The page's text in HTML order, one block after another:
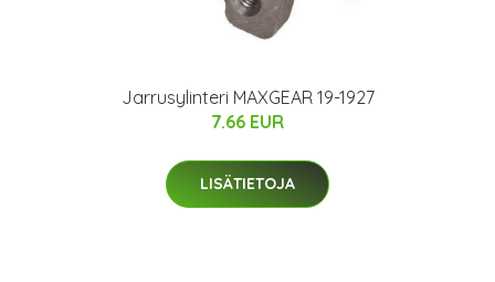
Jarrusylinteri MAXGEAR 19-1927
7.66 EUR
LISÄTIETOJA